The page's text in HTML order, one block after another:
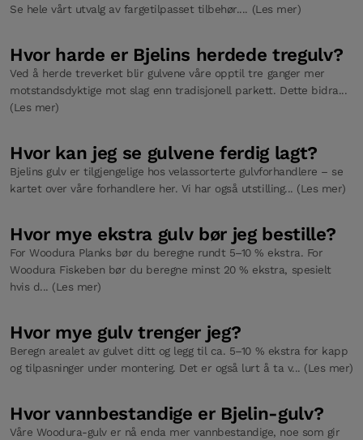
Se hele vårt utvalg av fargetilpasset tilbehør.... (Les mer)
Hvor harde er Bjelins herdede tregulv?
Ved å herde treverket blir gulvene våre opptil tre ganger mer
motstandsdyktige mot slag enn tradisjonell parkett. Dette bidra...
(Les mer)
Hvor kan jeg se gulvene ferdig lagt?
Bjelins gulv er tilgjengelige hos velassorterte gulvforhandlere – se
kartet over våre forhandlere her. Vi har også utstilling... (Les mer)
Hvor mye ekstra gulv bør jeg bestille?
For Woodura Planks bør du beregne rundt 5–10 % ekstra. For
Woodura Fiskeben bør du beregne minst 20 % ekstra, spesielt
hvis d... (Les mer)
Hvor mye gulv trenger jeg?
Beregn arealet av gulvet ditt og legg til ca. 5–10 % ekstra for kapp
og tilpasninger under montering. Det er også lurt å ta v... (Les mer)
Hvor vannbestandige er Bjelin-gulv?
Våre Woodura-gulv er nå enda mer vannbestandige, noe som gir